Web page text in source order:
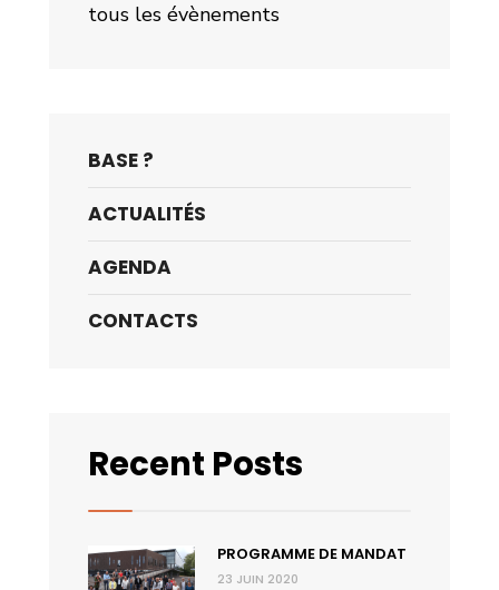
tous les évènements
BASE ?
ACTUALITÉS
AGENDA
CONTACTS
Recent Posts
PROGRAMME DE MANDAT
23 JUIN 2020